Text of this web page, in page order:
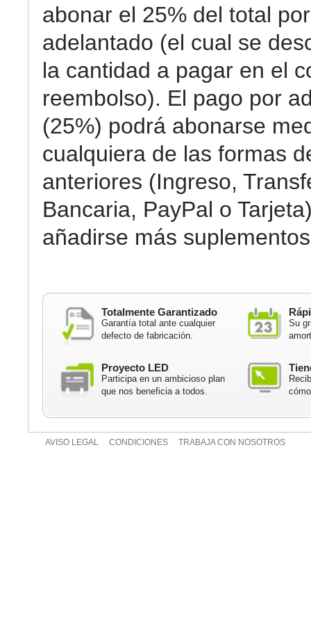
abonar el 25% del total por
adelantado (el cual se
la cantidad a pagar en el
reembolso). El pago por
(25%) podrá abonarse
cualquiera de las formas
anteriores (Ingreso,
Bancaria, PayPal o
añadirse más
Totalmente Garantizado
Garantía total ante cualquier
defecto de fabricación.
Su
Proyecto LED
Participa en un ambicioso plan
que nos beneficia a todos.
AVISO LEGAL CONDICIONES TRABAJA CON NOSOTROS